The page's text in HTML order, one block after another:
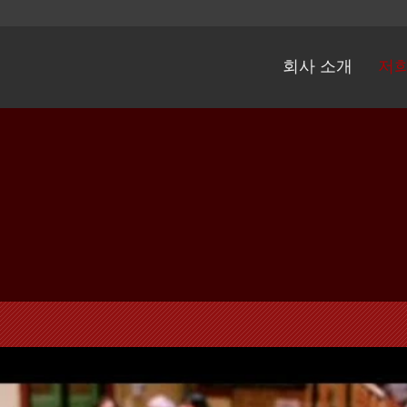
회사 소개 저